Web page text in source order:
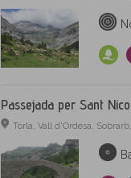
Passejada per Sant
Torla, Vall d'Ordesa,